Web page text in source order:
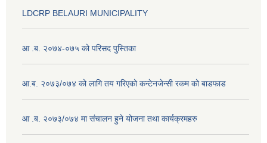
LDCRP BELAURI MUNICIPALITY
आ .ब. २०७४-०७५ को परिसद पुस्तिका
आ.ब. २०७३/०७४ को लागि तय गरिएको कन्टेनजेन्सी रकम को बाडफाड
आ .ब. २०७३/०७४ मा संचालन हुने योजना तथा कार्यक्रमहरु